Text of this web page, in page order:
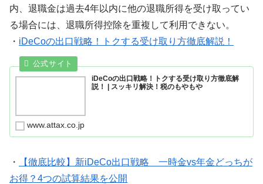
内、退職金は過去4年以内に他の退職所得を受け取ってい
る場合には、退職所得控除を重複して利用できない。
・ iDeCoの出口戦略！トクする受け取り方徹底解説！
iDeCoの出口戦略！トクする受け取り方徹底解
説！ | スッキリ解決！税のもやもや
www.attax.co.jp
・
【徹底比較】新iDeCo出口戦略 一時金vs年金どっちが
お得？4つの試算結果を公開